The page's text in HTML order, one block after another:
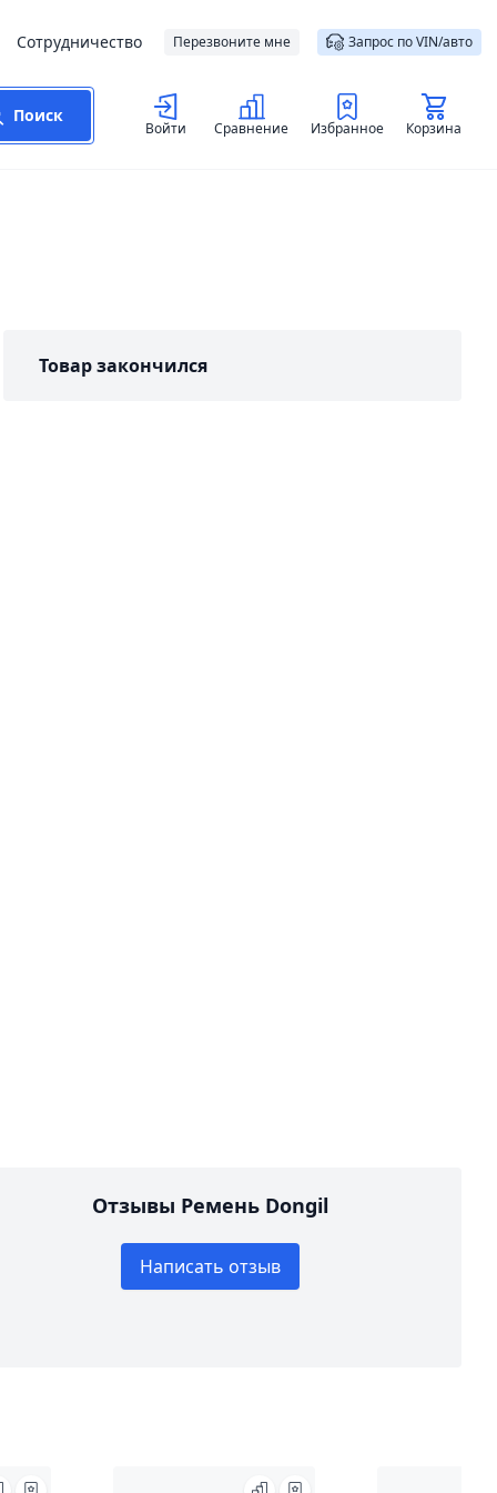
Сотрудничество Перезвоните мне Запрос по VIN/авто
Поиск
Войти Сравнение Избранное Корзина
Товар закончился
Отзывы Ремень Dongil
Написать отзыв